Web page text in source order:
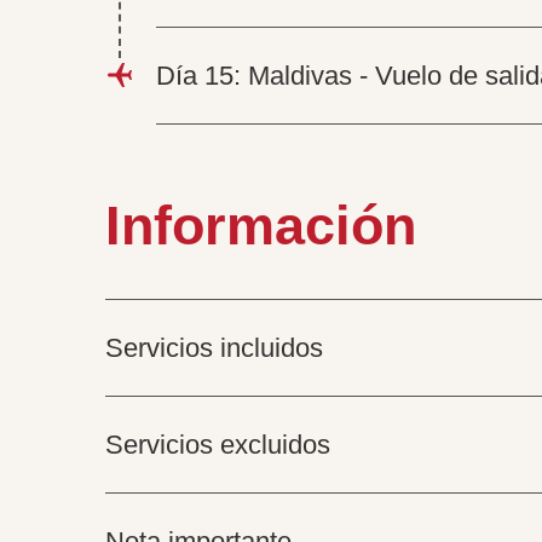
Día 15: Maldivas - Vuelo de
Información
Servicios incluidos
Servicios excluidos